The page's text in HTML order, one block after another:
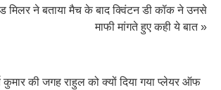
मिलर ने बताया मैच के बाद क्विंटन डी कॉक ने उनसे
माफी मांगते हुए कही ये बात »
की जगह राहुल को क्यों दिया गया प्लेयर ऑफ